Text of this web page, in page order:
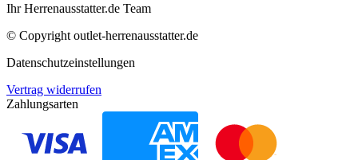
Ihr Herrenausstatter.de Team
© Copyright outlet-herrenausstatter.de
Datenschutzeinstellungen
Vertrag widerrufen
Zahlungsarten